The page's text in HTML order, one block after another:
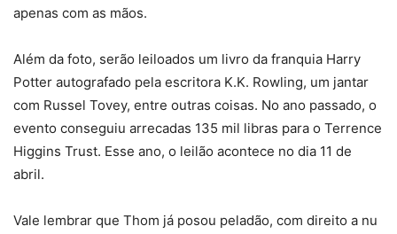
apenas com as mãos.
Além da foto, serão leiloados um livro da franquia Harry
Potter autografado pela escritora K.K. Rowling, um jantar
com Russel Tovey, entre outras coisas. No ano passado, o
evento conseguiu arrecadas 135 mil libras para o Terrence
Higgins Trust. Esse ano, o leilão acontece no dia 11 de
abril.
Vale lembrar que Thom já posou peladão, com direito a nu